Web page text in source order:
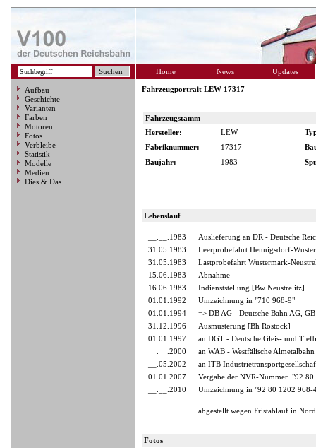
Home News Updates
Aufbau
Geschichte
Varianten
Farben
Motoren
Fotos
Verbleibe
Statistik
Modelle
Medien
Dies & Das
Fahrzeugportrait LEW 17317
Fahrzeugstamm
Hersteller:
LEW
Fabriknummer:
17317
Baujahr:
1983
Lebenslauf
__.__.1983
Auslieferung an DR - Deutsche
31.05.1983
Leerprobefahrt Hennigsdorf-
31.05.1983
Lastprobefahrt Wustermark-
15.06.1983
Abnahme
16.06.1983
Indienststellung [Bw Neustrelitz]
01.01.1992
Umzeichnung in "710 968-9"
01.01.1994
=> DB AG - Deutsche Bahn AG,
31.12.1996
Ausmusterung [Bh Rostock]
01.01.1997
an DGT - Deutsche Gleis- und
__.__.2000
an WAB - Westfälische
__.05.2002
an ITB
01.01.2007
Vergabe der NVR-Nummer "92
__.__.2010
Umzeichnung in "92 80 1202 968-
abgestellt wegen Fristablauf in
Fotos